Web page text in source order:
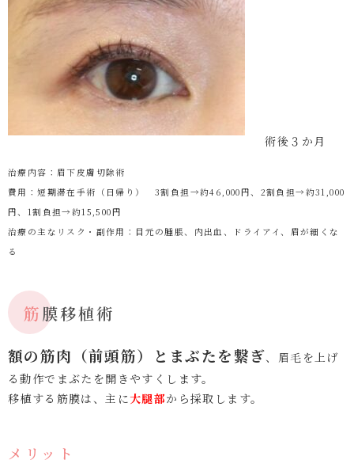
術後３か月
治療内容：眉下皮膚切除術
費用：短期滞在手術（日帰り） 3割負担→約46,000円、2割負担→約31,000
円、1割負担→約15,500円
治療の主なリスク・副作用：目元の腫脹、内出血、ドライアイ、眉が細くな
る
筋膜移植術
額の筋肉（前頭筋）とまぶたを繋ぎ、眉毛を上げ
る動作でまぶたを開きやすくします。
移植する筋膜は、主に大腿部から採取します。
メリット